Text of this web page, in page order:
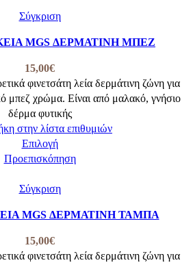
έχει
παραλλαγές.
μπορούν
να
επιλεγούν
στη
σελίδα
του
Σύγκριση
MGS ΔΕΡΜΑΤΙΝΗ ΜΠΕΖ
15,00€
φινετσάτη λεία δερμάτινη ζώνη για
μπεζ χρώμα. Είναι από μαλακό, γνήσιο
δέρμα φυτικής
στην λίστα επιθυμιών
ΕπιλογήΑυτό
το
έχει
παραλλαγές.
Προεπισκόπηση
Σύγκριση
MGS ΔΕΡΜΑΤΙΝΗ ΤΑΜΠΑ
15,00€
φινετσάτη λεία δερμάτινη ζώνη για